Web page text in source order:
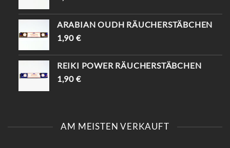
ARABIAN OUDH RÄUCHERSTÄBCHEN
1,90 €
REIKI POWER RÄUCHERSTÄBCHEN
1,90 €
AM MEISTEN VERKAUFT